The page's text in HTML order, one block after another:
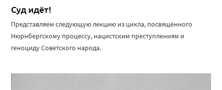
Суд идёт!
Представляем следующую лекцию из цикла, посвящённого
Нюрнбергскому процессу, нацистским преступлениям и
геноциду Советского народа.